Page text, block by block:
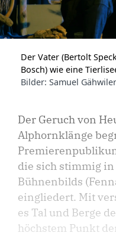
Der Vater (Bertolt
Bosch) wie eine
Bilder: Samuel Gähwiler
Der Geruch von
Alphornklänge
die sich stimmig in
Bühnenbilds
eingliedert. Mit
es Tal und Berge
höchstem Punkt